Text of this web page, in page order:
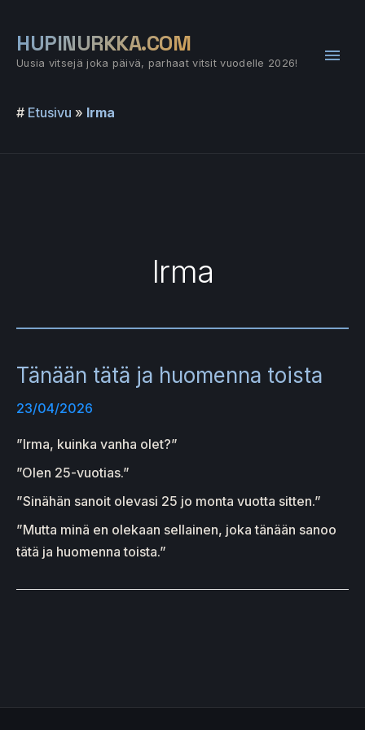
sisältöön
HUPINURKKA.COM
Uusia vitsejä joka päivä, parhaat vitsit vuodelle 2026!
# Etusivu » Irma
Irma
Tänään tätä ja huomenna toista
23/04/2026
”Irma, kuinka vanha olet?”
”Olen 25-vuotias.”
”Sinähän sanoit olevasi 25 jo monta vuotta sitten.”
”Mutta minä en olekaan sellainen, joka tänään sanoo
tätä ja huomenna toista.”